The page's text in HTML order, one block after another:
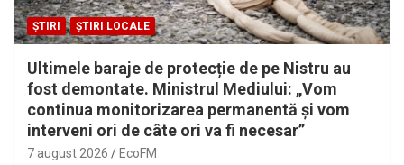
ȘTIRI ȘTIRI LOCALE
Ultimele baraje de protecție de pe Nistru au
fost demontate. Ministrul Mediului: „Vom
continua monitorizarea permanentă și vom
interveni ori de câte ori va fi necesar”
7 august 2026 EcoFM